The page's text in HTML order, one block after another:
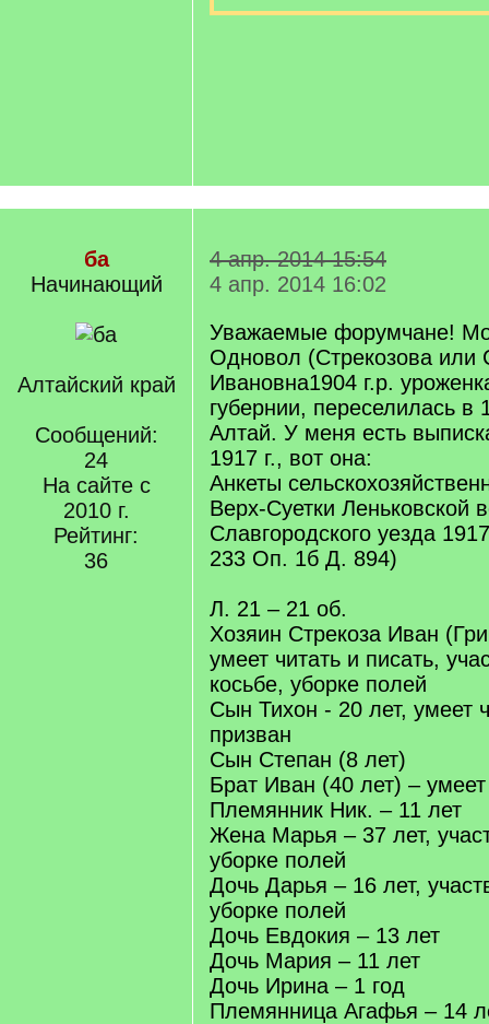
ба
Начинающий
Алтайский край
Сообщений:
24
На сайте с
2010 г.
Рейтинг:
36
4 апр. 2014 15:54
4 апр. 2014 16:02
Уважаемые форумчане!
Одновол (Стрекозова или
Ивановна1904 г.р.
губернии, переселилась в
Алтай. У меня есть
1917 г., вот она:
Анкеты
Верх-Суетки Леньковской
Славгородского уезда
233 Оп. 1б Д. 894)
Л. 21 – 21 об.
Хозяин Стрекоза Иван
умеет читать и писать,
косьбе, уборке полей
Сын Тихон - 20 лет, умеет
призван
Сын Степан (8 лет)
Брат Иван (40 лет) – умеет
Племянник Ник. – 11 лет
Жена Марья – 37 лет,
уборке полей
Дочь Дарья – 16 лет,
уборке полей
Дочь Евдокия – 13 лет
Дочь Мария – 11 лет
Дочь Ирина – 1 год
Племянница Агафья – 14